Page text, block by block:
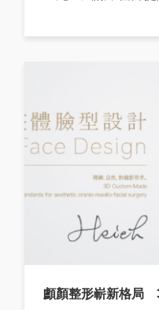
顱顏整形嶄新格局